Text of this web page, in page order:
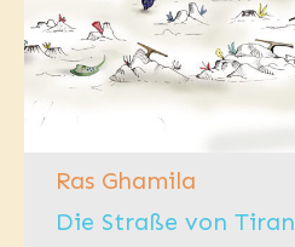
Ras Ghamila
Die Straße von Tiran